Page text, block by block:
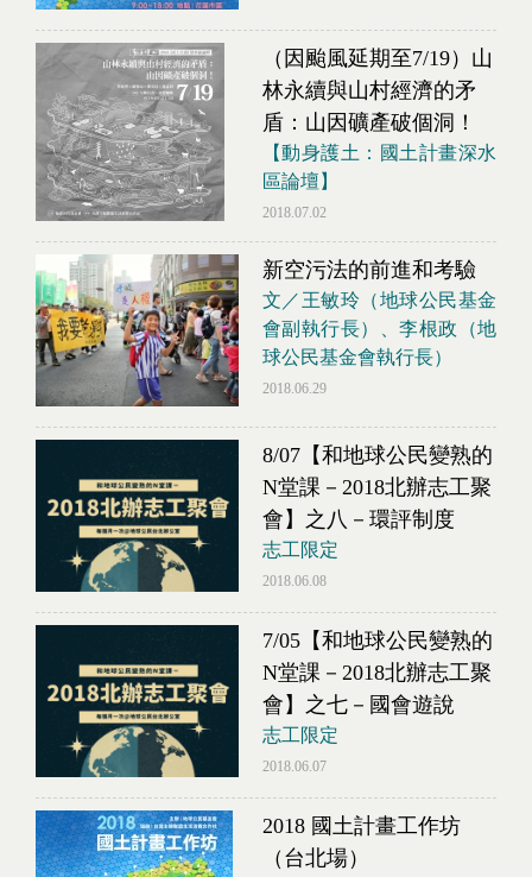
（因颱風延期至7/19）山
林永續與山村經濟的矛
盾：山因礦產破個洞！
【動身護土：國土計畫深水
區論壇】
2018.07.02
新空污法的前進和考驗
文／王敏玲（地球公民基金
會副執行長）、李根政（地
球公民基金會執行長）
2018.06.29
8/07【和地球公民變熟的
N堂課－2018北辦志工聚
會】之八－環評制度
志工限定
2018.06.08
7/05【和地球公民變熟的
N堂課－2018北辦志工聚
會】之七－國會遊說
志工限定
2018.06.07
2018 國土計畫工作坊
（台北場）